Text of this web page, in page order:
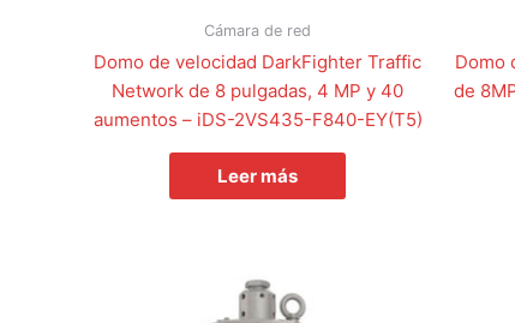
Cámara de red
Domo de velocidad DarkFighter Traffic
Network de 8 pulgadas, 4 MP y 40
aumentos – iDS-2VS435-F840-EY(T5)
Leer más
Domo
de